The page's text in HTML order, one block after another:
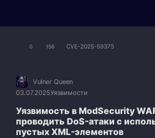
0 156 CVE-2025-59375
Vulner Queen
03.07.2025Уязвимости
Уязвимость в ModSecurity
проводить DoS-атаки с
пустых XML-элементов